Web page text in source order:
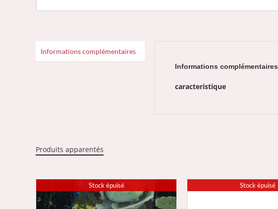
Informations complémentaires
Informations complémentaires
caracteristique
Produits apparentés
Stock épuisé Stock épuisé